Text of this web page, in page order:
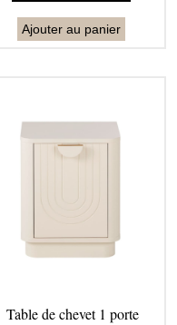
Ajouter au panier
Table de chevet 1 porte